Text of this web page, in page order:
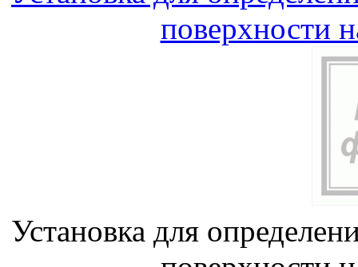
поверхности
Установка для